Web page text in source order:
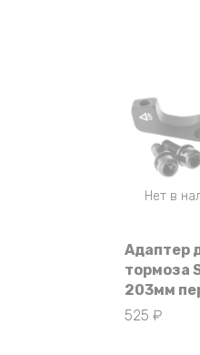
Нет в
Адаптер
тормоза
203мм
525 ₽